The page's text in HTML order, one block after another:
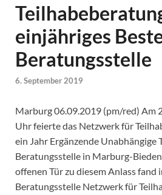
einjähriges
Beratungsstelle
6. September 2019
Marburg 06.09.2019 (pm/red) Am
Uhr feierte das Netzwerk für
ein Jahr Ergänzende Unabhängige
Beratungsstelle in Marburg-
offenen Tür zu diesem Anlass fand
Beratungsstelle Netzwerk für